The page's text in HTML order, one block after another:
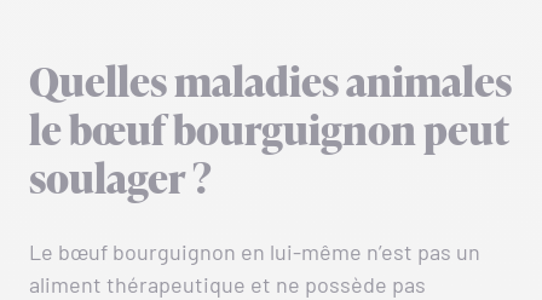
Quelles maladies animales
le bœuf bourguignon peut
soulager ?
Le bœuf bourguignon en lui-même n’est pas un
aliment thérapeutique et ne possède pas